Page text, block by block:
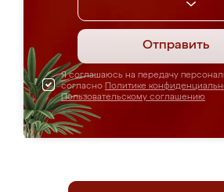
Отправить
Я соглашаюсь на передачу
согласно Политике
Пользовательскому соглашению